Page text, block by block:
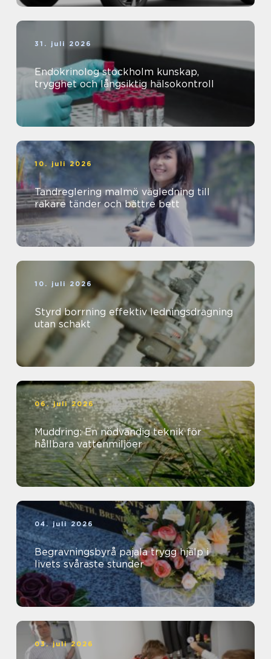
31. juli 2026
Endokrinolog stockholm kunskap,
trygghet och långsiktig hälsokontroll
10. juli 2026
Tandreglering malmö vägledning till
rakare tänder och bättre bett
10. juli 2026
Styrd borrning effektiv ledningsdragning
utan schakt
06. juli 2026
Muddring: En nödvändig teknik för
hållbara vattenmiljöer
04. juli 2026
Begravningsbyrå pajala trygg hjälp i
livets svåraste stunder
03. juli 2026